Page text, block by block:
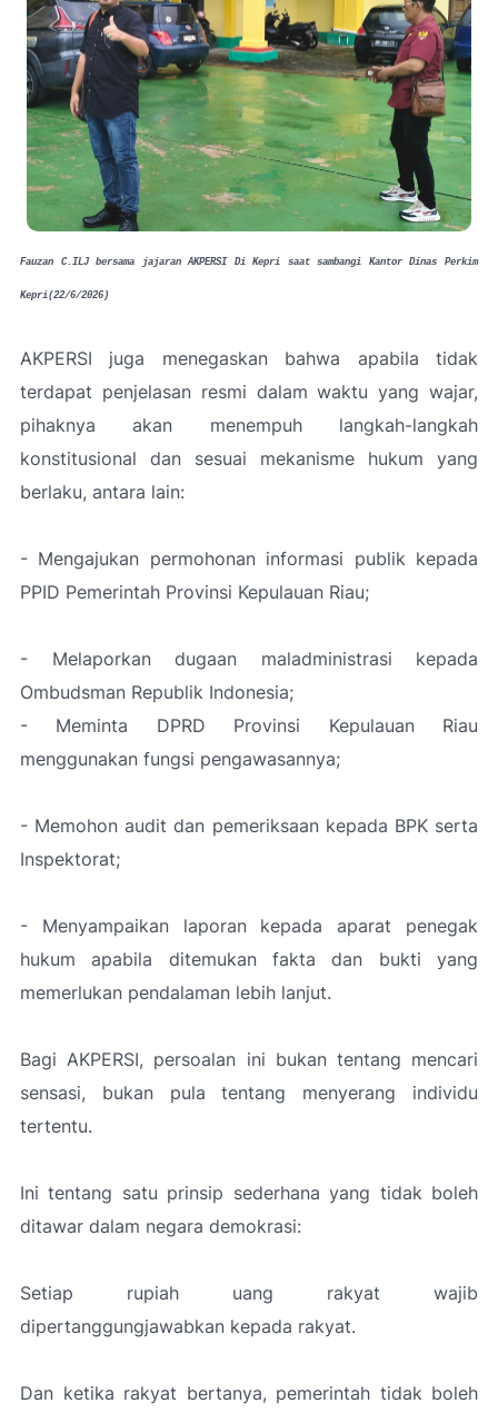
Fauzan C.ILJ bersama jajaran AKPERSI Di Kepri saat sambangi Kantor Dinas Perkim
Kepri(22/6/2026)
AKPERSI juga menegaskan bahwa apabila tidak
terdapat penjelasan resmi dalam waktu yang wajar,
pihaknya akan menempuh langkah-langkah
konstitusional dan sesuai mekanisme hukum yang
berlaku, antara lain:
- Mengajukan permohonan informasi publik kepada
PPID Pemerintah Provinsi Kepulauan Riau;
- Melaporkan dugaan maladministrasi kepada
Ombudsman Republik Indonesia;
- Meminta DPRD Provinsi Kepulauan Riau
menggunakan fungsi pengawasannya;
- Memohon audit dan pemeriksaan kepada BPK serta
Inspektorat;
- Menyampaikan laporan kepada aparat penegak
hukum apabila ditemukan fakta dan bukti yang
memerlukan pendalaman lebih lanjut.
Bagi AKPERSI, persoalan ini bukan tentang mencari
sensasi, bukan pula tentang menyerang individu
tertentu.
Ini tentang satu prinsip sederhana yang tidak boleh
ditawar dalam negara demokrasi:
Setiap rupiah uang rakyat wajib
dipertanggungjawabkan kepada rakyat.
Dan ketika rakyat bertanya, pemerintah tidak boleh